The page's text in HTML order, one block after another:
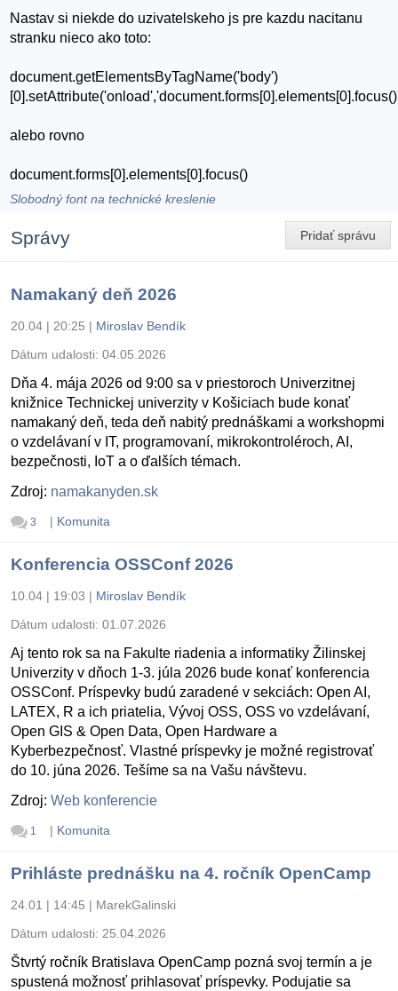
Nastav si niekde do uzivatelskeho js pre kazdu nacitanu
stranku nieco ako toto:
document.getElementsByTagName('body')
alebo rovno
document.forms[0].elements[0].focus()
Slobodný font na technické kreslenie
Pridať správu
Správy
Namakaný deň 2026
20.04 | 20:25 | Miroslav Bendík
Dátum udalosti: 04.05.2026
Dňa 4. mája 2026 od 9:00 sa v priestoroch Univerzitnej
knižnice Technickej univerzity v Košiciach bude konať
namakaný deň, teda deň nabitý prednáškami a workshopmi
o vzdelávaní v IT, programovaní, mikrokontroléroch, AI,
bezpečnosti, IoT a o ďalších témach.
Zdroj: namakanyden.sk
3 | Komunita
Konferencia OSSConf 2026
10.04 | 19:03 | Miroslav Bendík
Dátum udalosti: 01.07.2026
Aj tento rok sa na Fakulte riadenia a informatiky Žilinskej
Univerzity v dňoch 1-3. júla 2026 bude konať konferencia
OSSConf. Príspevky budú zaradené v sekciách: Open AI,
LATEX, R a ich priatelia, Vývoj OSS, OSS vo vzdelávaní,
Open GIS & Open Data, Open Hardware a
Kyberbezpečnosť. Vlastné príspevky je možné registrovať
do 10. júna 2026. Tešíme sa na Vašu návštevu.
Zdroj: Web konferencie
1 | Komunita
Prihláste prednášku na 4. ročník OpenCamp
24.01 | 14:45 | MarekGalinski
Dátum udalosti: 25.04.2026
Štvrtý ročník Bratislava OpenCamp pozná svoj termín a je
spustená možnosť prihlasovať príspevky. Podujatie sa